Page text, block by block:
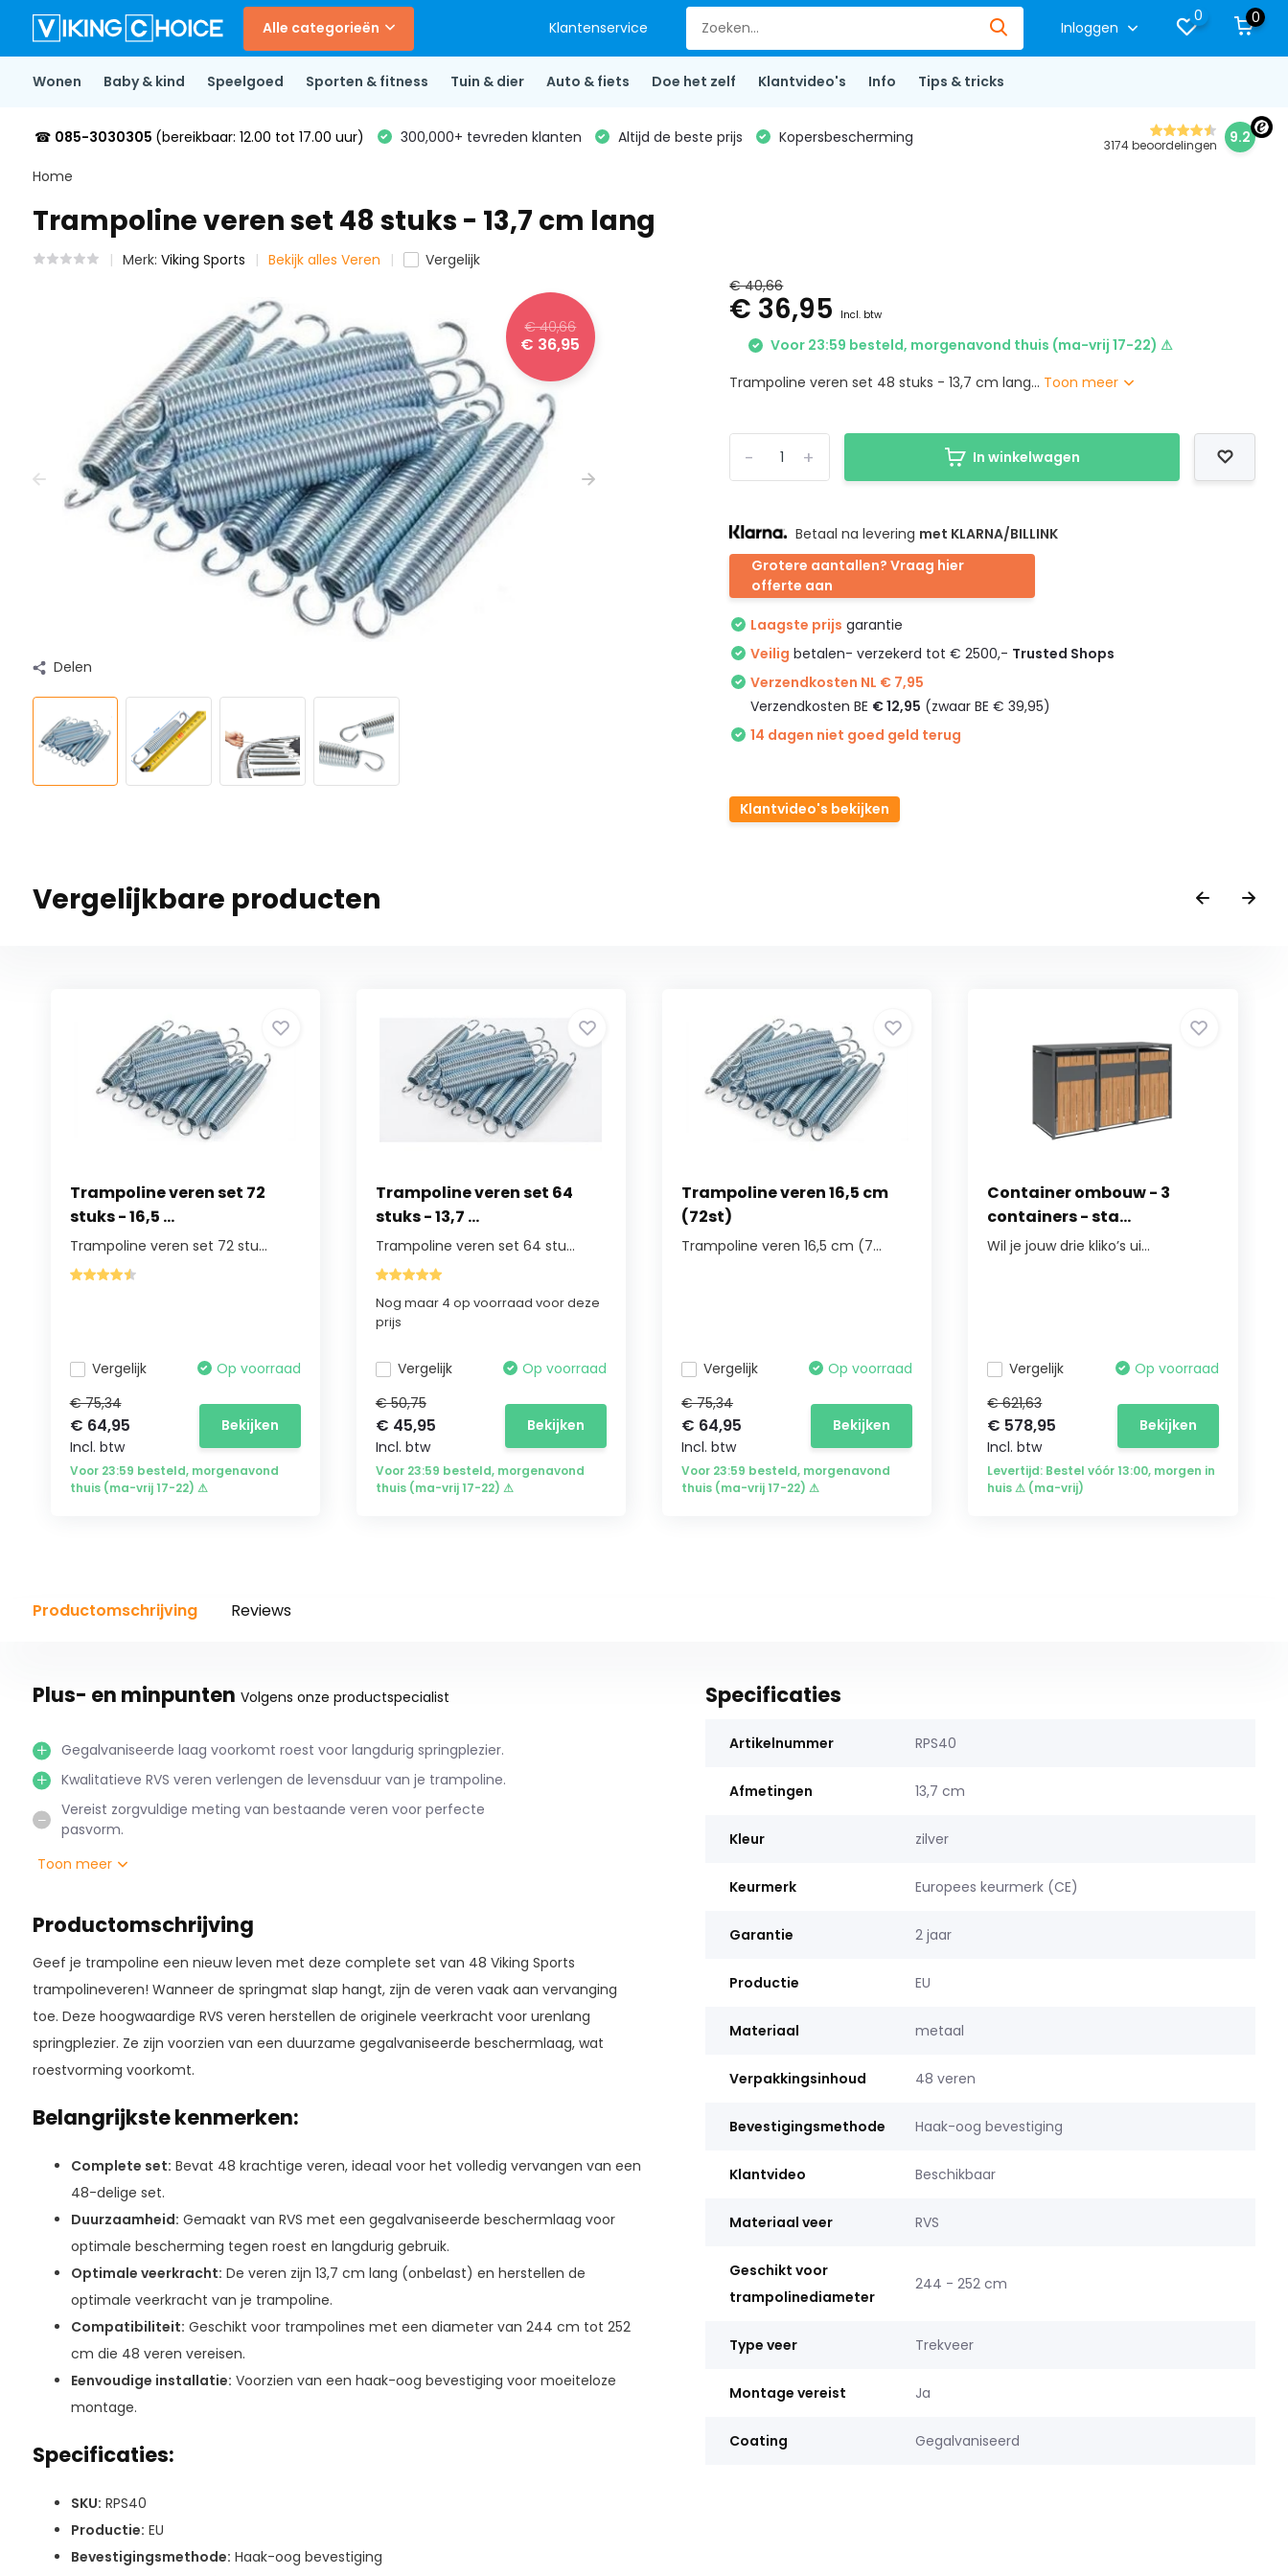
Alle categorieën Klantenservice Inloggen
0 0
Wonen Baby & kind Speelgoed Sporten & fitness Tuin & dier Auto & fiets Doe het zelf Klantvideo's Info Tips & tricks
☎ 085-3030305 (bereikbaar: 12.00 tot 17.00 uur) 300,000+ tevreden klanten Altijd de beste prijs Kopersbescherming 3174 beoordelingen 9.2
Home
Trampoline veren set 48 stuks - 13,7 cm lang
Merk: Viking Sports Bekijk alles Veren Vergelijk
€ 40,66
€ 36,95
Delen
€ 40,66
€ 36,95 Incl. btw
Voor 23:59 besteld, morgenavond thuis (ma-vrij 17-22) ⚠
Trampoline veren set 48 stuks - 13,7 cm lang... Toon meer
+
- In winkelwagen
Betaal na levering met KLARNA/BILLINK
Klantvideo's bekijken
Grotere aantallen? Vraag hier
offerte aan
Laagste prijs garantie
Veilig betalen- verzekerd tot € 2500,- Trusted Shops
Verzendkosten NL € 7,95
Verzendkosten BE € 12,95 (zwaar BE € 39,95)
14 dagen niet goed geld terug
Vergelijkbare producten
Trampoline veren set 72
stuks - 16,5 ...
Trampoline veren set 72 stu...
Vergelijk
Op voorraad
€ 75,34
€ 64,95
Incl. btw
Bekijken
Voor 23:59 besteld, morgenavond
thuis (ma-vrij 17-22) ⚠
Trampoline veren set 64
stuks - 13,7 ...
Trampoline veren set 64 stu...
Nog maar 4 op voorraad voor deze
prijs
Vergelijk
Op voorraad
€ 50,75
€ 45,95
Incl. btw
Bekijken
Voor 23:59 besteld, morgenavond
thuis (ma-vrij 17-22) ⚠
Trampoline veren 16,5 cm
(72st)
Trampoline veren 16,5 cm (7...
Vergelijk
Op voorraad
€ 75,34
€ 64,95
Incl. btw
Bekijken
Voor 23:59 besteld, morgenavond
thuis (ma-vrij 17-22) ⚠
Container ombouw - 3
containers - sta...
Wil je jouw drie kliko’s ui...
Vergelijk
Op voorraad
€ 621,63
€ 578,95
Incl. btw
Bekijken
Levertijd: Bestel vóór 13:00, morgen in
huis ⚠ (ma-vrij)
Productomschrijving Reviews
Plus- en minpunten Volgens onze productspecialist
Gegalvaniseerde laag voorkomt roest voor langdurig springplezier.
Kwalitatieve RVS veren verlengen de levensduur van je trampoline.
Vereist zorgvuldige meting van bestaande veren voor perfecte
pasvorm.
Toon meer
Productomschrijving
Geef je trampoline een nieuw leven met deze complete set van 48 Viking Sports
trampolineveren! Wanneer de springmat slap hangt, zijn de veren vaak aan vervanging
toe. Deze hoogwaardige RVS veren herstellen de originele veerkracht voor urenlang
springplezier. Ze zijn voorzien van een duurzame gegalvaniseerde beschermlaag, wat
roestvorming voorkomt.
Belangrijkste kenmerken:
Complete set: Bevat 48 krachtige veren, ideaal voor het volledig vervangen van een
48-delige set.
Duurzaamheid: Gemaakt van RVS met een gegalvaniseerde beschermlaag voor
optimale bescherming tegen roest en langdurig gebruik.
Optimale veerkracht: De veren zijn 13,7 cm lang (onbelast) en herstellen de
optimale veerkracht van je trampoline.
Compatibiliteit: Geschikt voor trampolines met een diameter van 244 cm tot 252
cm die 48 veren vereisen.
Eenvoudige installatie: Voorzien van een haak-oog bevestiging voor moeiteloze
montage.
Specificaties:
SKU: RPS40
Productie: EU
Bevestigingsmethode: Haak-oog bevestiging
Specificaties
Artikelnummer RPS40
Afmetingen 13,7 cm
Kleur zilver
Keurmerk Europees keurmerk (CE)
Garantie 2 jaar
Productie EU
Materiaal metaal
Verpakkingsinhoud 48 veren
Bevestigingsmethode Haak-oog bevestiging
Klantvideo Beschikbaar
Materiaal veer RVS
Geschikt voor
trampolinediameter
244 - 252 cm
Type veer Trekveer
Montage vereist Ja
Coating Gegalvaniseerd